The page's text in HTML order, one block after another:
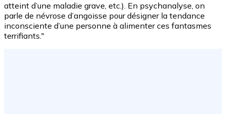
atteint d’une maladie grave, etc.). En psychanalyse, on
parle de névrose d’angoisse pour désigner la tendance
inconsciente d’une personne à alimenter ces fantasmes
terrifiants."